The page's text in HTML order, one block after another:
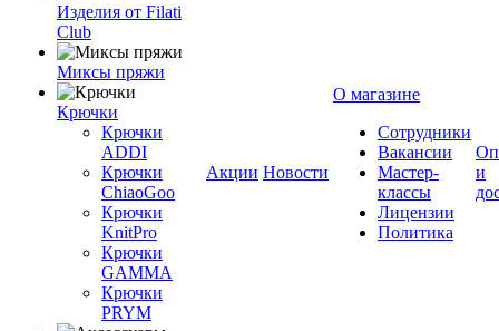
Изделия от Filati
Club
Миксы пряжи
Крючки
Крючки
ADDI
Крючки
ChiaoGoo
Крючки
KnitPro
Крючки
GAMMA
Крючки
PRYM
Акции Новости
О магазине
Сотрудники
Вакансии
Мастер-
классы
Лицензии
Политика
и